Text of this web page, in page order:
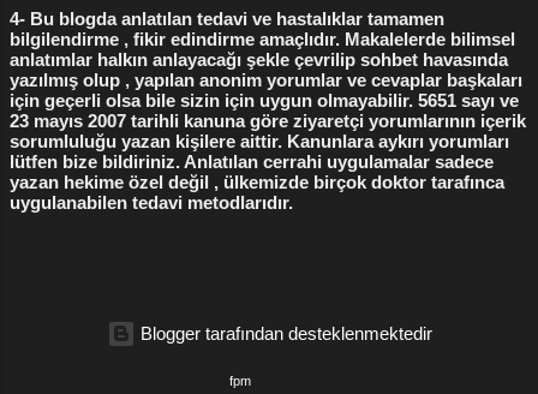
doğum yırtıkları 1 doğum yırtıkları ameliyatı 1
dudak küçültme ameliyatı 1 gebelik sonlandırma 1
gebelik testleri
1 genital dudak ameliyatı 1
genital siğil tedavisi 1
geçici kızlık zarı dikimi ne kadar işe yarar 1
hamilelik belirtileri
jinekolojik muayene nedir 1
kalıcı kızlık zarı dikimi yaptıranların yorumları
4- Bu blogda anlatılan tedavi ve hastalıklar tamamen
bilgilendirme , fikir edindirme amaçlıdır. Makalelerde bilimsel
anlatımlar halkın anlayacağı şekle çevrilip sohbet havasında
yazılmış olup , yapılan anonim yorumlar ve cevaplar başkaları
için geçerli olsa bile sizin için uygun olmayabilir. 5651 sayı ve
23 mayıs 2007 tarihli kanuna göre ziyaretçi yorumlarının içerik
sorumluluğu yazan kişilere aittir. Kanunlara aykırı yorumları
lütfen bize bildiriniz. Anlatılan cerrahi uygulamalar sadece
yazan hekime özel değil , ülkemizde birçok doktor tarafınca
uygulanabilen tedavi metodlarıdır.
Blogger tarafından desteklenmektedir
fpm